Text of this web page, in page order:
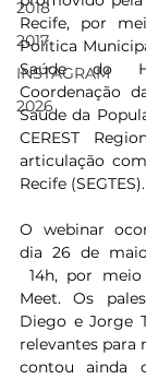
2018
2017
INSTAGRAM
2026
Recife, por
Política
Saúde do
Coordenação
Saúde da
CEREST
articulação
Recife (SEGTES).
O webinar
dia 26 de
14h, por
Meet. Os
Diego e Jorge
relevantes para
contou ainda